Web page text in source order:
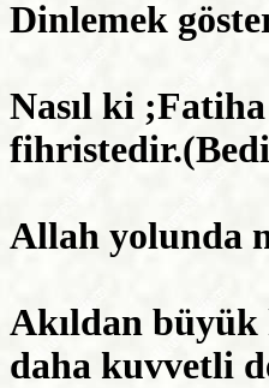
Dinlemek
Nasıl ki
Allah yolunda
Akıldan
daha kuvvetli